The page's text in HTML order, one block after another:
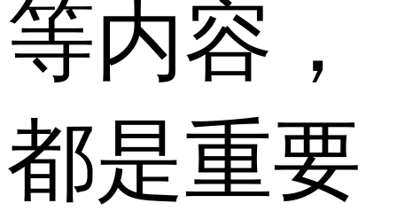
等内容，
都是重要